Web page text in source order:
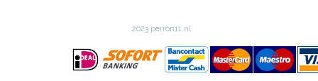
2023 perron11.nl